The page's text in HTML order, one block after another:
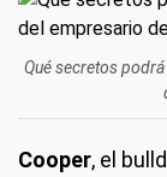
Qué secretos
Cooper, el